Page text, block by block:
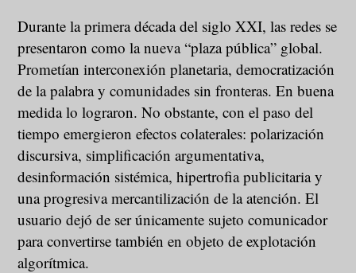
Durante la primera década del siglo XXI, las redes se
presentaron como la nueva “plaza pública” global.
Prometían interconexión planetaria, democratización
de la palabra y comunidades sin fronteras. En buena
medida lo lograron. No obstante, con el paso del
tiempo emergieron efectos colaterales: polarización
discursiva, simplificación argumentativa,
desinformación sistémica, hipertrofia publicitaria y
una progresiva mercantilización de la atención. El
usuario dejó de ser únicamente sujeto comunicador
para convertirse también en objeto de explotación
algorítmica.